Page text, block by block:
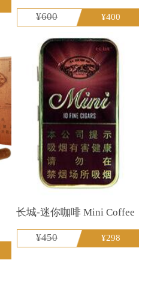
¥600 ¥400
长城-迷你咖啡 Mini Coffee
¥450 ¥298